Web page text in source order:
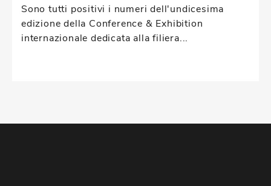
Sono tutti positivi i numeri dell'undicesima
edizione della Conference & Exhibition
internazionale dedicata alla filiera...